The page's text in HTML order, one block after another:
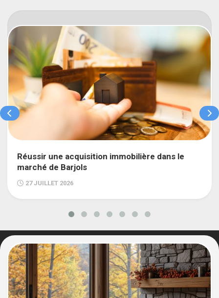
Réussir une acquisition immobilière dans le
marché de Barjols
27 JUILLET 2026